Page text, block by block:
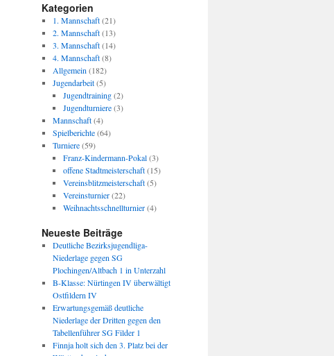
Kategorien
1. Mannschaft(21)
2. Mannschaft(13)
3. Mannschaft(14)
4. Mannschaft(8)
Allgemein (182)
Jugendarbeit(5)
Jugendtraining(2)
Jugendturniere(3)
Mannschaft(4)
Spielberichte(64)
Turniere(59)
Franz-Kindermann-Pokal(3)
offene Stadtmeisterschaft(15)
Vereinsblitzmeisterschaft(5)
Vereinsturnier(22)
Weihnachtsschnellturnier(4)
Neueste Beiträge
Deutliche Bezirksjugendliga-
Niederlage gegen SG
Plochingen/Altbach 1 in Unterzahl
B-Klasse: Nürtingen IV überwältigt
Ostfildern IV
Erwartungsgemäß deutliche
Niederlage der Dritten gegen den
Tabellenführer SG Filder 1
Finnja holt sich den 3. Platz bei der